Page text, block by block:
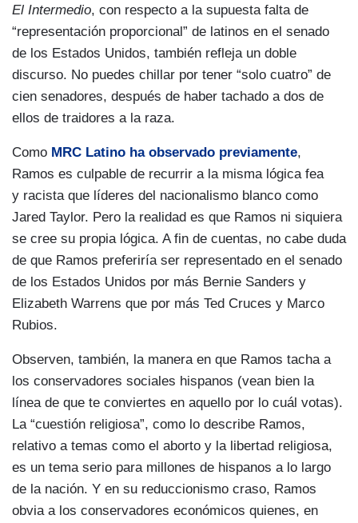
El Intermedio, con respecto a la supuesta falta de
“representación proporcional” de latinos en el senado
de los Estados Unidos, también refleja un doble
discurso. No puedes chillar por tener “solo cuatro” de
cien senadores, después de haber tachado a dos de
ellos de traidores a la raza.
Como MRC Latino ha observado previamente,
Ramos es culpable de recurrir a la misma lógica fea
y racista que líderes del nacionalismo blanco como
Jared Taylor. Pero la realidad es que Ramos ni siquiera
se cree su propia lógica. A fin de cuentas, no cabe duda
de que Ramos preferiría ser representado en el senado
de los Estados Unidos por más Bernie Sanders y
Elizabeth Warrens que por más Ted Cruces y Marco
Rubios.
Observen, también, la manera en que Ramos tacha a
los conservadores sociales hispanos (vean bien la
línea de que te conviertes en aquello por lo cuál votas).
La “cuestión religiosa”, como lo describe Ramos,
relativo a temas como el aborto y la libertad religiosa,
es un tema serio para millones de hispanos a lo largo
de la nación. Y en su reduccionismo craso, Ramos
obvia a los conservadores económicos quienes, en